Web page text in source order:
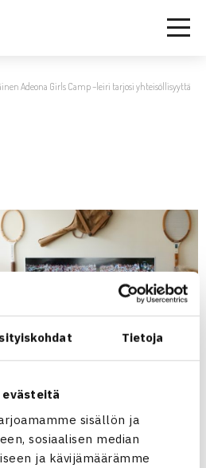
Tietoja
sisällön ja
sosiaalisen median
ja kävijämäärämme
Adeona Girls Camp –leiri tarjosi yhteisöllisyyttä